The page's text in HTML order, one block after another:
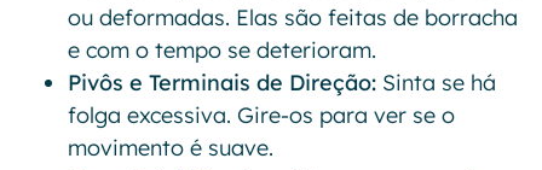
ou deformadas. Elas são feitas de borracha
e com o tempo se deterioram.
Pivôs e Terminais de Direção: Sinta se há
folga excessiva. Gire-os para ver se o
movimento é suave.